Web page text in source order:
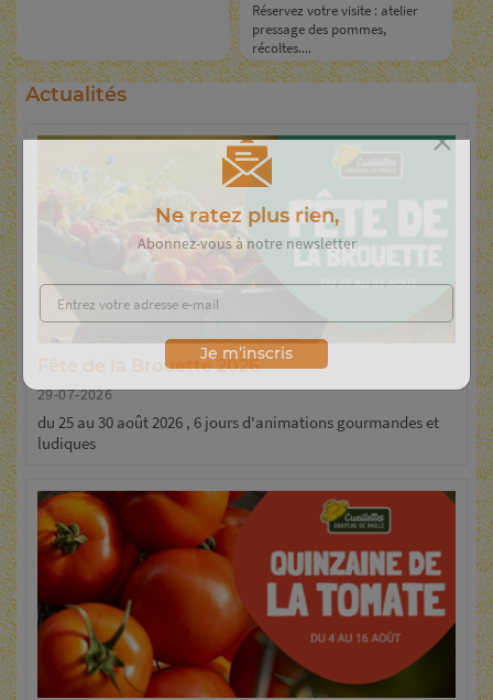
Réservez votre visite : atelier
pressage des pommes,
récoltes....
Actualités
Fête de la Brouette 2026
29-07-2026
du 25 au 30 août 2026 , 6 jours d'animations gourmandes et
ludiques
Ne ratez plus rien,
Abonnez-vous à notre newsletter
Je m’inscris